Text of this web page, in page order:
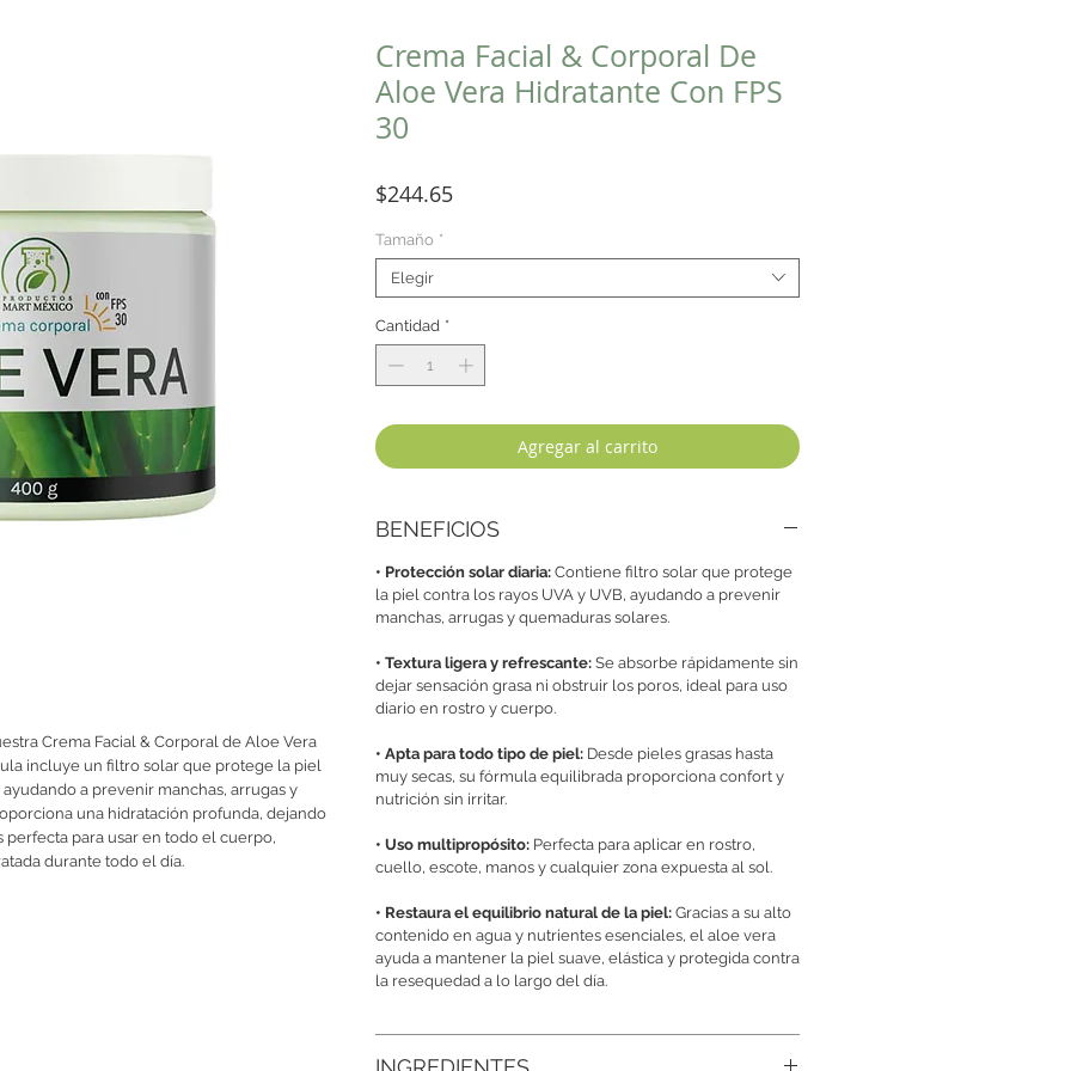
Crema Facial & Corporal de Aloe Vera
incluye un filtro solar que protege la piel
a prevenir manchas, arrugas y
una hidratación profunda, dejando
perfecta para usar en todo el cuerpo,
durante todo el día.
Crema Facial & Corporal De
Aloe Vera Hidratante Con FPS
30
$244.65Precio
Tamaño *
Elegir
Cantidad *
Agregar al carrito
BENEFICIOS
• Protección solar diaria: Contiene filtro solar que protege
la piel contra los rayos UVA y UVB, ayudando a prevenir
manchas, arrugas y quemaduras solares.
• Textura ligera y refrescante: Se absorbe rápidamente sin
dejar sensación grasa ni obstruir los poros, ideal para uso
diario en rostro y cuerpo.
• Apta para todo tipo de piel: Desde pieles grasas hasta
muy secas, su fórmula equilibrada proporciona confort y
nutrición sin irritar.
• Uso multipropósito: Perfecta para aplicar en rostro,
cuello, escote, manos y cualquier zona expuesta al sol.
• Restaura el equilibrio natural de la piel: Gracias a su alto
contenido en agua y nutrientes esenciales, el aloe vera
ayuda a mantener la piel suave, elástica y protegida contra
la resequedad a lo largo del día.